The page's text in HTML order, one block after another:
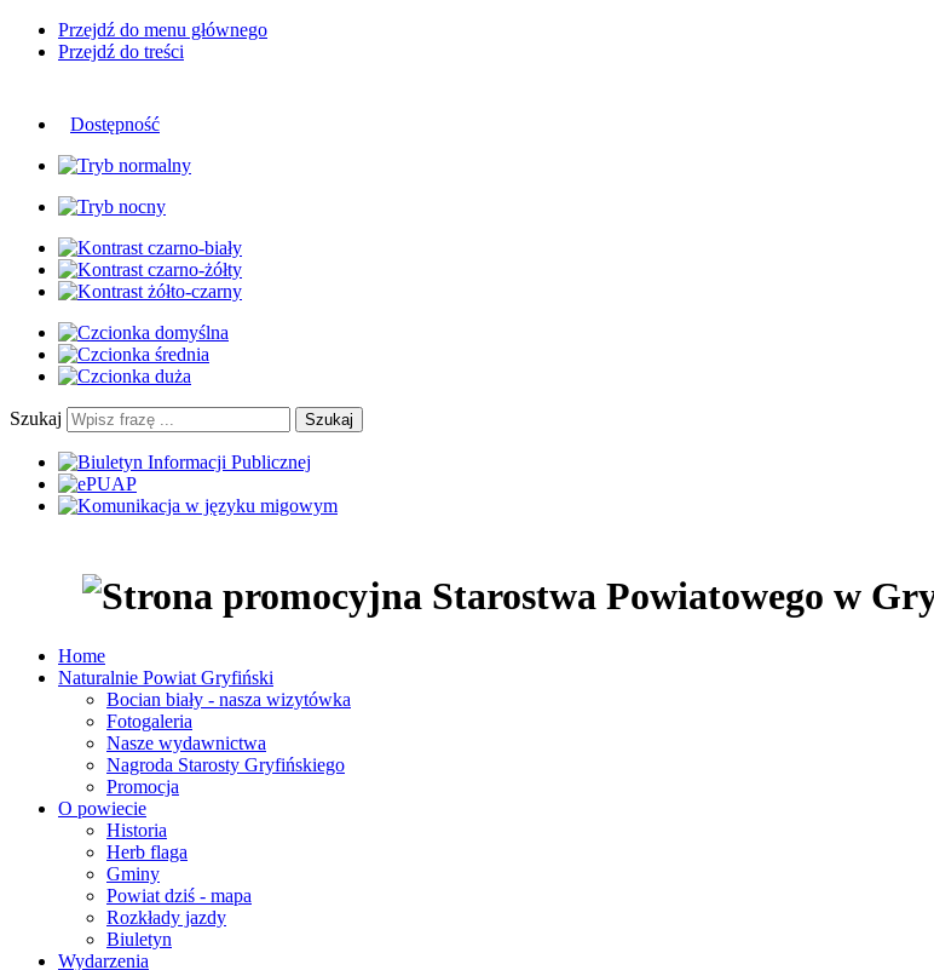
Przejdź do menu głównego
Przejdź do treści
Dostępność
Szukaj Szukaj
Home
Naturalnie Powiat Gryfiński
Bocian biały - nasza wizytówka
Fotogaleria
Nasze wydawnictwa
Nagroda Starosty Gryfińskiego
Promocja
O powiecie
Historia
Herb flaga
Gminy
Powiat dziś - mapa
Rozkłady jazdy
Biuletyn
Wydarzenia